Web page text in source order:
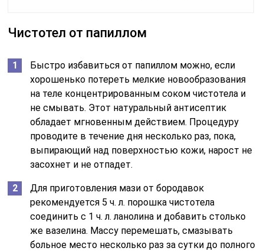
Чистотел от папиллом
Быстро избавиться от папиллом можно, если
хорошенько потереть мелкие новообразования
на теле концентрированным соком чистотела и
не смывать. Этот натуральный антисептик
обладает мгновенным действием. Процедуру
проводите в течение дня несколько раз, пока,
выпирающий над поверхностью кожи, нарост не
засохнет и не отпадет.
Для приготовления мази от бородавок
рекомендуется 5 ч. л. порошка чистотела
соединить с 1 ч. л. ланолина и добавить столько
же вазелина. Массу перемешать, смазывать
больное место несколько раз за сутки до полного